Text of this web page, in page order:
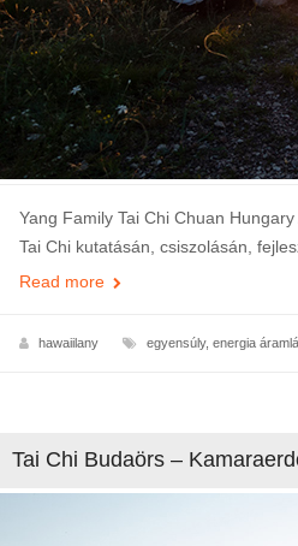
Yang Family Tai Chi Chuan
Tai Chi kutatásán, csiszolásán,
Read more
hawaiilany egyensúly, energia
Tai Chi Budaörs –